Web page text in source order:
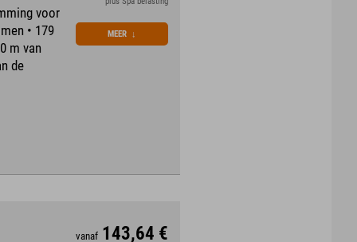
voor
• 179
m van
de
MEER ↓
vanaf 143,64 €